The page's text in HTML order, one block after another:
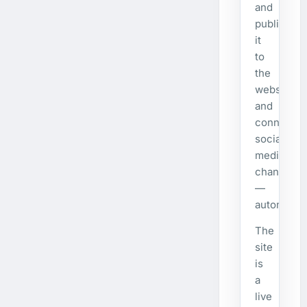
and
publishes
it
to
the
website
and
connected
social
media
channels
—
The
site
is
a
live